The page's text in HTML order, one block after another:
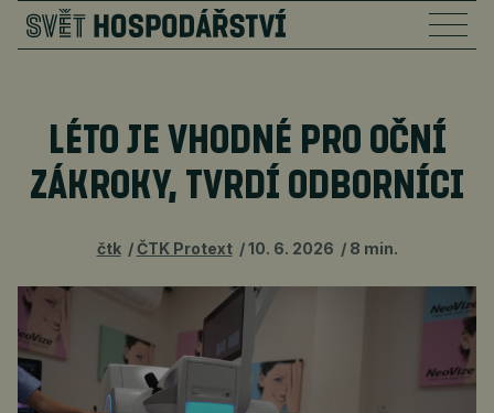
LÉTO JE VHODNÉ PRO OČNÍ
ZÁKROKY, TVRDÍ ODBORNÍCI
čtk ČTK Protext 10. 6. 2026 8 min.